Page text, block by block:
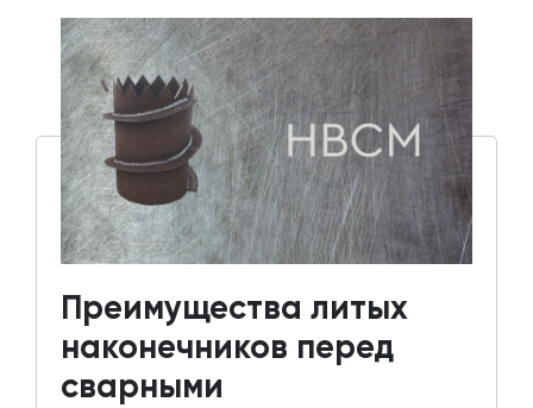
Преимущества литых
наконечников перед
сварными